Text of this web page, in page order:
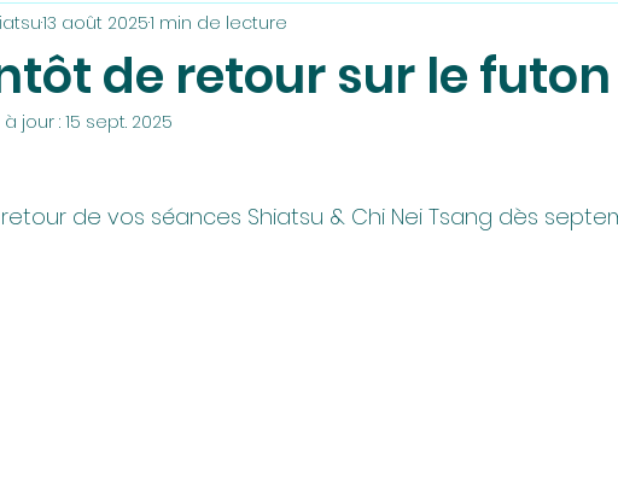
mains
de retour sur le futon
13 août 20251 min de lecture
jour : 15 sept. 2025
retour de vos séances Shiatsu & Chi Nei Tsang dès